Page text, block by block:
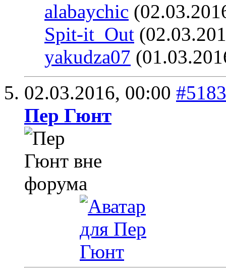
alabaychic
Spit-it_Out
yakudza07
02.03.2016, 00:00 #5183
Пер Гюнт